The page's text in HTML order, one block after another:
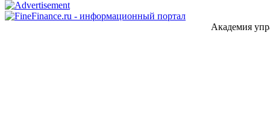
Академия